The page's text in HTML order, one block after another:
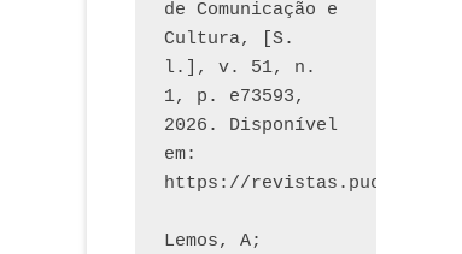
de Comunicação e
Cultura, [S.
l.], v. 51, n.
1, p. e73593,
2026. Disponível
em:
Lemos, A;